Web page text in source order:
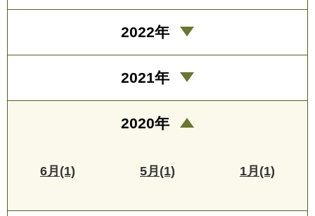
2022年
2021年
2020年
6月(1) 5月(1) 1月(1)